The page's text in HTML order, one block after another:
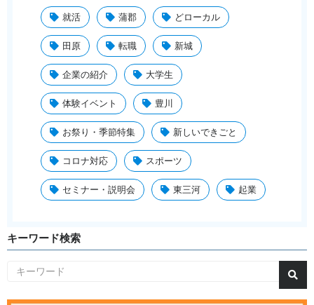
就活 蒲郡 どローカル
田原 転職 新城
企業の紹介 大学生
体験イベント 豊川
お祭り・季節特集 新しいできごと
コロナ対応 スポーツ
セミナー・説明会 東三河 起業
キーワード検索